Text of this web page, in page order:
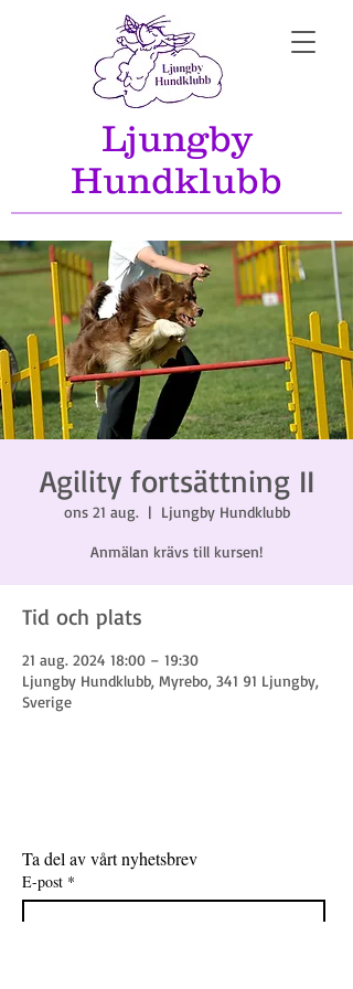
Ljungby
Hundklubb
Agility fortsättning II
ons 21 aug.
  |
Ljungby Hundklubb
Anmälan krävs till kursen!
Tid och plats
21 aug. 2024 18:00 – 19:30
Ljungby Hundklubb, Myrebo, 341 91 Ljungby,
Sverige
Ta del av vårt nyhetsbrev
E-post *